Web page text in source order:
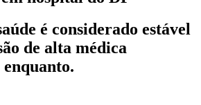
é considerado estável
de alta médica